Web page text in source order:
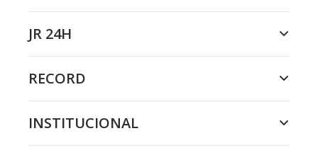
JR 24H
RECORD
INSTITUCIONAL